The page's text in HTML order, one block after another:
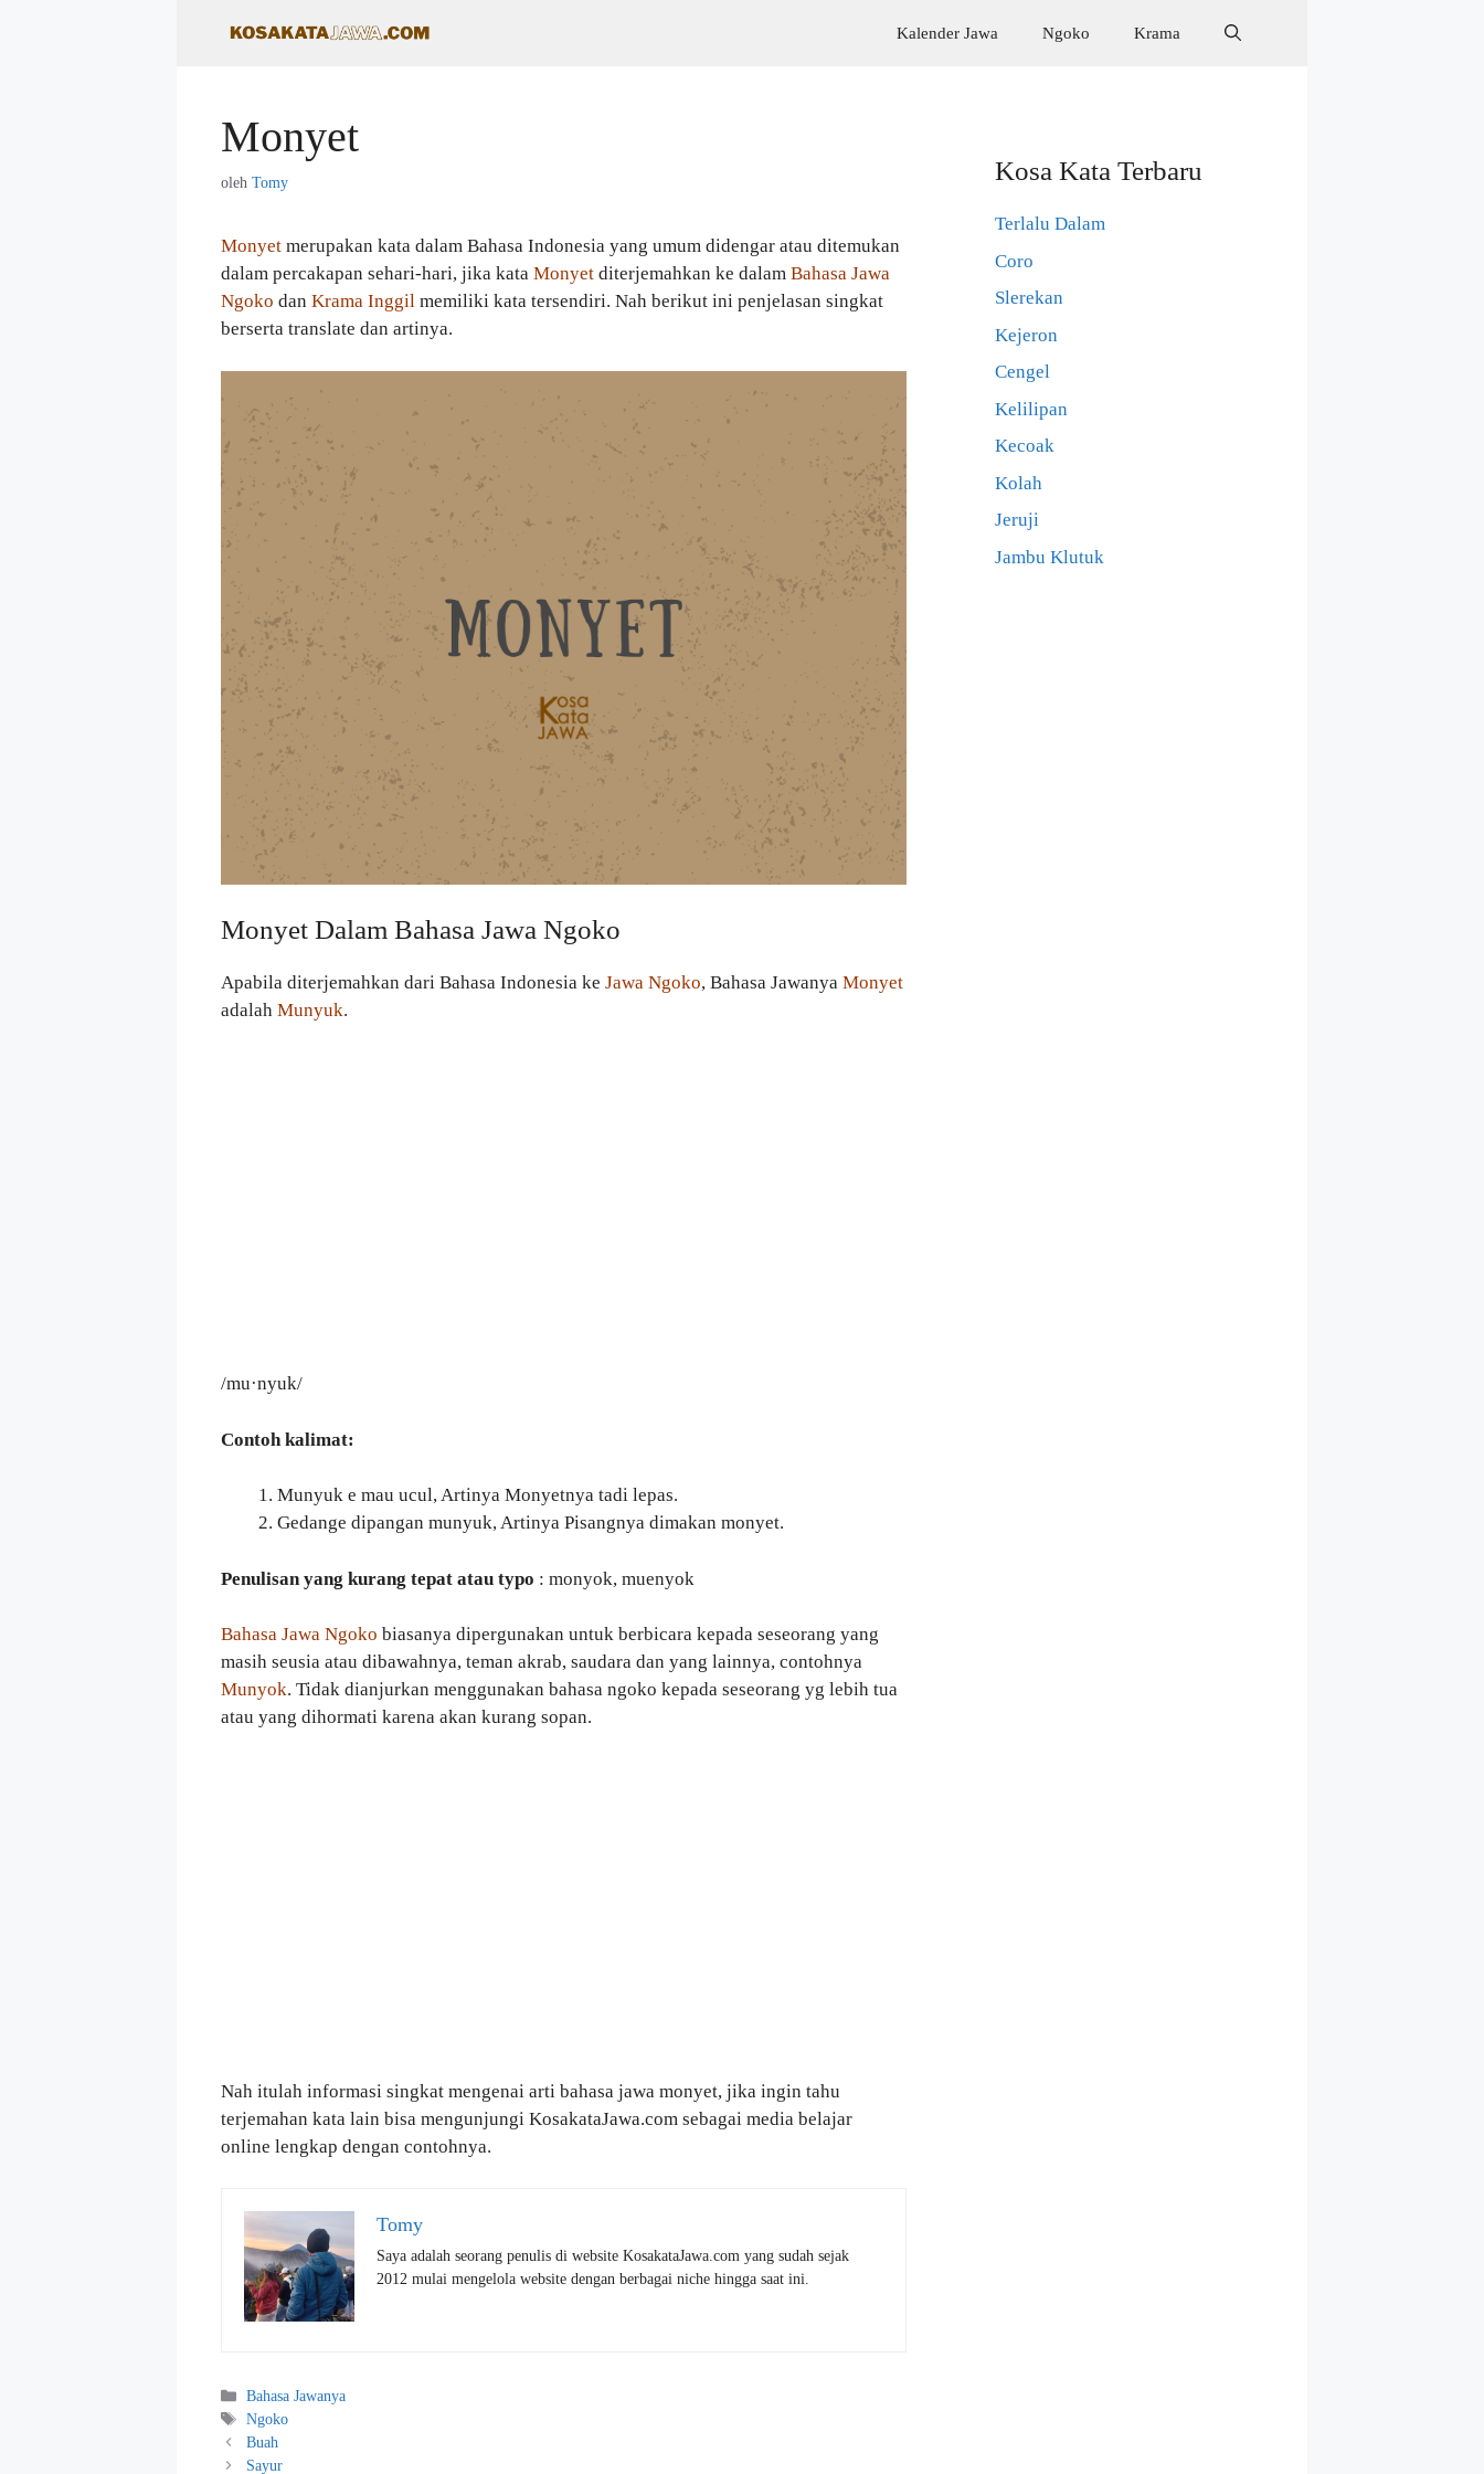
Kalender Jawa Ngoko Krama
Monyet
oleh Tomy
Monyet merupakan kata dalam Bahasa Indonesia yang umum didengar atau ditemukan
dalam percakapan sehari-hari, jika kata Monyet diterjemahkan ke dalam Bahasa Jawa
Ngoko dan Krama Inggil memiliki kata tersendiri. Nah berikut ini penjelasan singkat
berserta translate dan artinya.
Monyet Dalam Bahasa Jawa Ngoko
Apabila diterjemahkan dari Bahasa Indonesia ke Jawa Ngoko, Bahasa Jawanya Monyet
adalah Munyuk.
/mu·nyuk/
Contoh kalimat:
Munyuk e mau ucul, Artinya Monyetnya tadi lepas.
Gedange dipangan munyuk, Artinya Pisangnya dimakan monyet.
Penulisan yang kurang tepat atau typo : monyok, muenyok
Bahasa Jawa Ngoko biasanya dipergunakan untuk berbicara kepada seseorang yang
masih seusia atau dibawahnya, teman akrab, saudara dan yang lainnya, contohnya
Munyok. Tidak dianjurkan menggunakan bahasa ngoko kepada seseorang yg lebih tua
atau yang dihormati karena akan kurang sopan.
Nah itulah informasi singkat mengenai arti bahasa jawa monyet, jika ingin tahu
terjemahan kata lain bisa mengunjungi KosakataJawa.com sebagai media belajar
online lengkap dengan contohnya.
Tomy
Saya adalah seorang penulis di website KosakataJawa.com yang sudah sejak
2012 mulai mengelola website dengan berbagai niche hingga saat ini.
Kategori
Bahasa Jawanya
Tag
Ngoko
Buah
Sayur
Kosa Kata Terbaru
Terlalu Dalam
Coro
Slerekan
Kejeron
Cengel
Kelilipan
Kecoak
Kolah
Jeruji
Jambu Klutuk